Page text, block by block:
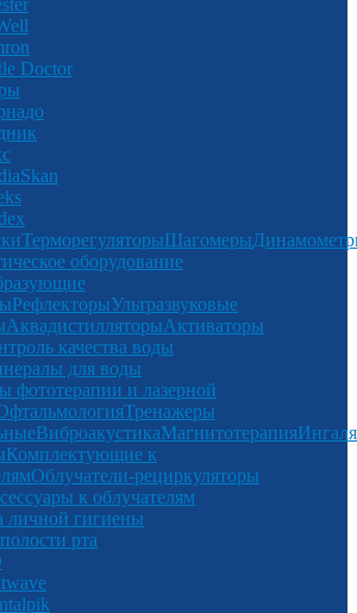
Doctor
ТерморегуляторыШагомеры
оборудование
РефлекторыУльтразвуковые
АквадистилляторыАктиваторы
качества воды
для воды
фототерапии и лазерной
Тренажеры
ВиброакустикаМагнитотерапия
Комплектующие к
Облучатели-рециркуляторы
к облучателям
личной гигиены
рта